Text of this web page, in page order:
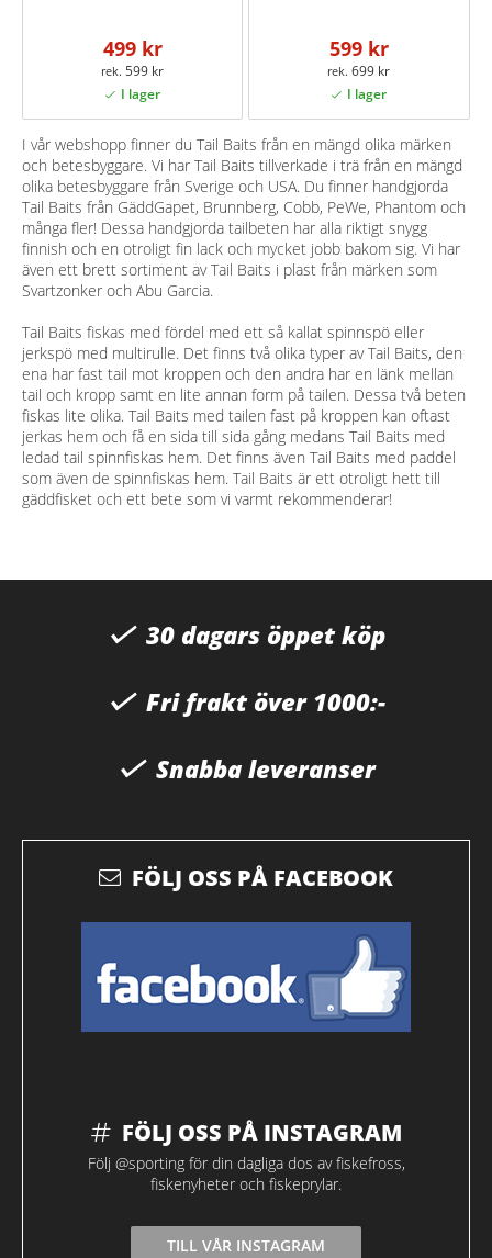
499 kr
599 kr
599 kr
699 kr
I vår webshopp finner du Tail Baits från en mängd olika märken
och betesbyggare. Vi har Tail Baits tillverkade i trä från en mängd
olika betesbyggare från Sverige och USA. Du finner handgjorda
Tail Baits från GäddGapet, Brunnberg, Cobb, PeWe, Phantom och
många fler! Dessa handgjorda tailbeten har alla riktigt snygg
finnish och en otroligt fin lack och mycket jobb bakom sig. Vi har
även ett brett sortiment av Tail Baits i plast från märken som
Svartzonker och Abu Garcia.
Tail Baits fiskas med fördel med ett så kallat spinnspö eller
jerkspö med multirulle. Det finns två olika typer av Tail Baits, den
ena har fast tail mot kroppen och den andra har en länk mellan
tail och kropp samt en lite annan form på tailen. Dessa två beten
fiskas lite olika. Tail Baits med tailen fast på kroppen kan oftast
jerkas hem och få en sida till sida gång medans Tail Baits med
ledad tail spinnfiskas hem. Det finns även Tail Baits med paddel
som även de spinnfiskas hem. Tail Baits är ett otroligt hett till
gäddfisket och ett bete som vi varmt rekommenderar!
30 dagars öppet köp
Fri frakt över 1000:-
Snabba leveranser
FÖLJ OSS PÅ FACEBOOK
FÖLJ OSS PÅ INSTAGRAM
Följ @sporting för din dagliga dos av fiskefross,
fiskenyheter och fiskeprylar.
TILL VÅR INSTAGRAM